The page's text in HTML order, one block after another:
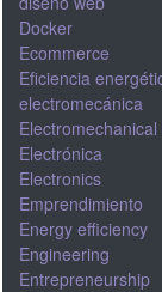
Docker
Ecommerce
Eficiencia
electromecánica
Electromechanical
Electrónica
Electronics
Emprendimiento
Energy efficiency
Engineering
Entrepreneurship